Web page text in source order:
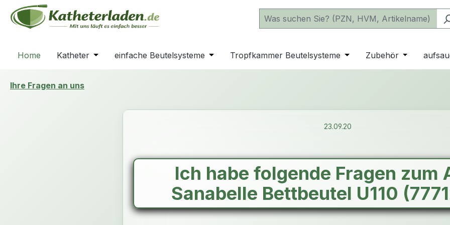
Hauptinhalt springen
Zur Suche springen
Zur Hauptnavigation springen
Home Katheter Öffne oder Schließe das Dropdown der Kategorie Katheter
einfache Beutelsysteme Öffne oder Schließe das Dropdown der Kategorie einfache
Tropfkammer Beutelsysteme Öffne oder Schließe das
Zubehör Öffne oder
Ihre Fragen an uns
23.09.20
Ich habe folgende Fragen zum
Sanabelle Bettbeutel U110